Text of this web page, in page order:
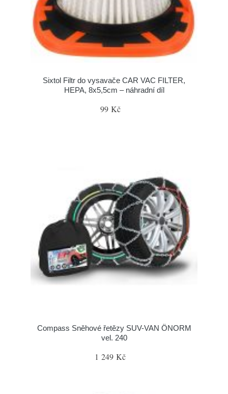
Sixtol Filtr do vysavače CAR VAC FILTER,
HEPA, 8x5,5cm – náhradní díl
99 Kč
Compass Sněhové řetězy SUV-VAN ÖNORM
vel. 240
1 249 Kč